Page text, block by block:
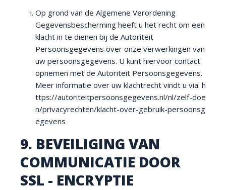
Op grond van de Algemene Verordening
Gegevensbescherming heeft u het recht om een
klacht in te dienen bij de Autoriteit
Persoonsgegevens over onze verwerkingen van
uw persoonsgegevens. U kunt hiervoor contact
opnemen met de Autoriteit Persoonsgegevens.
Meer informatie over uw klachtrecht vindt u via: h
ttps://autoriteitpersoonsgegevens.nl/nl/zelf-doe
n/privacyrechten/klacht-over-gebruik-persoonsg
egevens
9. BEVEILIGING VAN
COMMUNICATIE DOOR
SSL - ENCRYPTIE